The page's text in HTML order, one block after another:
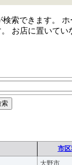
索できます。
お店に置いて
市
大野市